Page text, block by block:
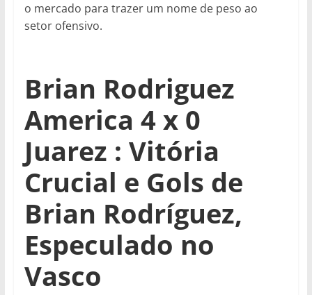
o mercado para trazer um nome de peso ao
setor ofensivo.
Brian Rodriguez
America 4 x 0
Juarez : Vitória
Crucial e Gols de
Brian Rodríguez,
Especulado no
Vasco